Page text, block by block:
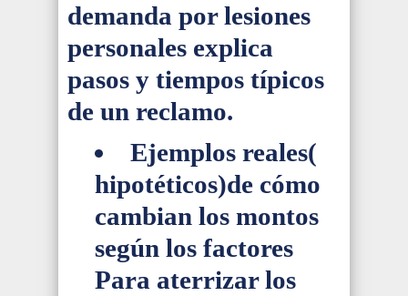
demanda por lesiones
personales explica
pasos y tiempos típicos
de un reclamo.
Ejemplos reales(
hipotéticos)de cómo
cambian los montos
según los factores
Para aterrizar los